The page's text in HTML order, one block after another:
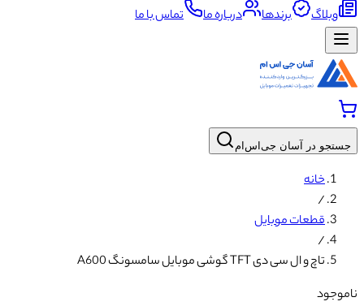
وبلاگ برندها درباره ما تماس با ما
جستجو در آسان جی‌اس‌ام
خانه
/
قطعات موبایل
/
تاچ و ال سی دی TFT گوشی موبایل سامسونگ A600
ناموجود